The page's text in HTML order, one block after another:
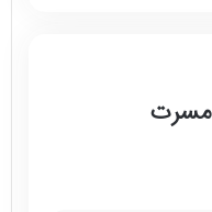
مسرت